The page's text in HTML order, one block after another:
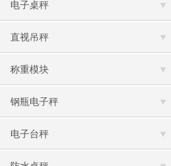
电子桌秤
直视吊秤
称重模块
钢瓶电子秤
电子台秤